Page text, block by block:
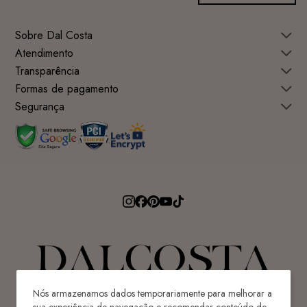
Nós armazenamos dados temporariamente para melhorar a
Sobre Dal Costa
Atendimento
Transparência
Formas de pagamento
Segurança